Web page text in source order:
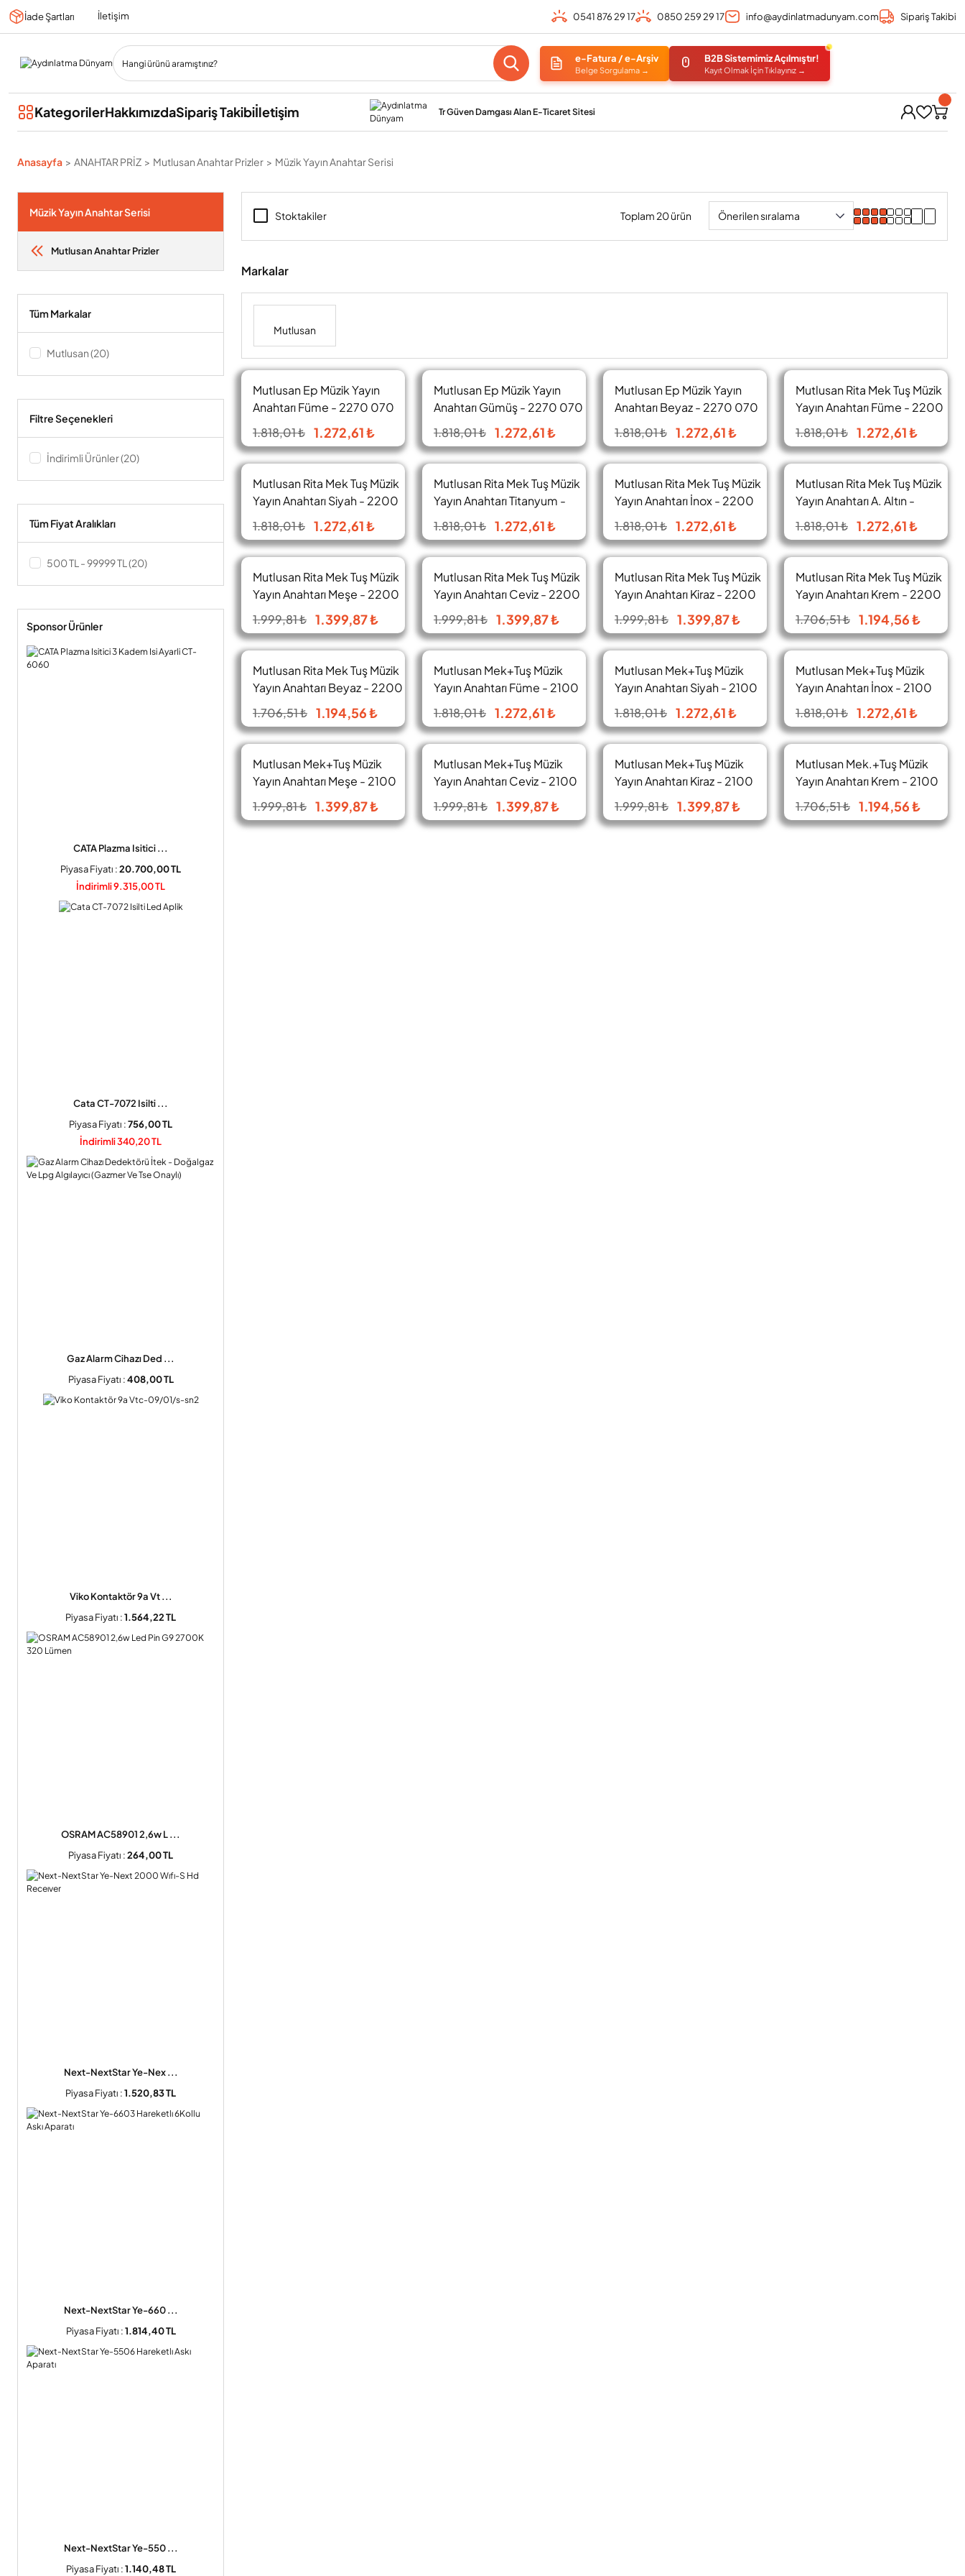
İade Şartları İletişim 0541 876 29 17 0850 259 29 17 info@aydinlatmadunyam.com Sipariş Takibi
e-Fatura / e-Arşiv
Belge Sorgulama →
B2B Sistemimiz Açılmıştır!
Kayıt Olmak İçin Tıklayınız →
KategorilerHakkımızdaSipariş Takibiİletişim Tr Güven Damgası Alan E-Ticaret Sitesi
Anasayfa ANAHTAR PRİZ Mutlusan Anahtar Prizler Müzik Yayın Anahtar Serisi
Müzik Yayın Anahtar Serisi
Mutlusan Anahtar Prizler
Tüm Markalar
Mutlusan (20)
Filtre Seçenekleri
İndirimli Ürünler (20)
Tüm Fiyat Aralıkları
500 TL - 99999 TL (20)
Sponsor Ürünler
CATA Plazma Isitici ...
Piyasa Fiyatı :20.700,00 TL
İndirimli 9.315,00 TL
Cata CT-7072 Isilti ...
Piyasa Fiyatı :756,00 TL
İndirimli 340,20 TL
Gaz Alarm Cihazı Ded ...
Piyasa Fiyatı :408,00 TL
Viko Kontaktör 9a Vt ...
Piyasa Fiyatı :1.564,22 TL
OSRAM AC58901 2,6w L ...
Piyasa Fiyatı :264,00 TL
Next-NextStar Ye-Nex ...
Piyasa Fiyatı :1.520,83 TL
Next-NextStar Ye-660 ...
Piyasa Fiyatı :1.814,40 TL
Next-NextStar Ye-550 ...
Piyasa Fiyatı :1.140,48 TL
Stoktakiler Toplam 20 ürün
Markalar
Mutlusan
%30
Mutlusan Ep Müzik Yayın
Anahtarı Füme - 2270 070
1.818,01 ₺ 1.272,61 ₺
%30
Mutlusan Ep Müzik Yayın
Anahtarı Gümüş - 2270 070
1.818,01 ₺ 1.272,61 ₺
%30
Mutlusan Ep Müzik Yayın
Anahtarı Beyaz - 2270 070
1.818,01 ₺ 1.272,61 ₺
%30
Mutlusan Rita Mek Tuş Müzik
Yayın Anahtarı Füme - 2200
1.818,01 ₺ 1.272,61 ₺
%30
Mutlusan Rita Mek Tuş Müzik
Yayın Anahtarı Siyah - 2200
1.818,01 ₺ 1.272,61 ₺
%30
Mutlusan Rita Mek Tuş Müzik
Yayın Anahtarı Titanyum -
2200 470 0283
1.818,01 ₺ 1.272,61 ₺
%30
Mutlusan Rita Mek Tuş Müzik
Yayın Anahtarı İnox - 2200
1.818,01 ₺ 1.272,61 ₺
%30
Mutlusan Rita Mek Tuş Müzik
Yayın Anahtarı A. Altın -
2200 470 0280
1.818,01 ₺ 1.272,61 ₺
%30
Mutlusan Rita Mek Tuş Müzik
Yayın Anahtarı Meşe - 2200
1.999,81 ₺ 1.399,87 ₺
%30
Mutlusan Rita Mek Tuş Müzik
Yayın Anahtarı Ceviz - 2200
1.999,81 ₺ 1.399,87 ₺
%30
Mutlusan Rita Mek Tuş Müzik
Yayın Anahtarı Kiraz - 2200
1.999,81 ₺ 1.399,87 ₺
%30
Mutlusan Rita Mek Tuş Müzik
Yayın Anahtarı Krem - 2200
1.706,51 ₺ 1.194,56 ₺
%30
Mutlusan Rita Mek Tuş Müzik
Yayın Anahtarı Beyaz - 2200
1.706,51 ₺ 1.194,56 ₺
%30
Mutlusan Mek+Tuş Müzik
Yayın Anahtarı Füme - 2100
1.818,01 ₺ 1.272,61 ₺
%30
Mutlusan Mek+Tuş Müzik
Yayın Anahtarı Siyah - 2100
1.818,01 ₺ 1.272,61 ₺
%30
Mutlusan Mek+Tuş Müzik
Yayın Anahtarı İnox - 2100
1.818,01 ₺ 1.272,61 ₺
%30
Mutlusan Mek+Tuş Müzik
Yayın Anahtarı Meşe - 2100
1.999,81 ₺ 1.399,87 ₺
%30
Mutlusan Mek+Tuş Müzik
Yayın Anahtarı Ceviz - 2100
1.999,81 ₺ 1.399,87 ₺
%30
Mutlusan Mek+Tuş Müzik
Yayın Anahtarı Kiraz - 2100
1.999,81 ₺ 1.399,87 ₺
%30
Mutlusan Mek.+Tuş Müzik
Yayın Anahtarı Krem - 2100
1.706,51 ₺ 1.194,56 ₺